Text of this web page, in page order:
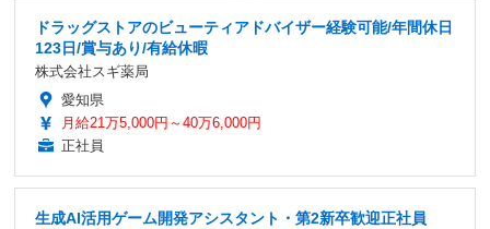
ドラッグストアのビューティアドバイザー経験可能/年間休日
123日/賞与あり/有給休暇
株式会社スギ薬局
愛知県
月給21万5,000円～40万6,000円
正社員
生成AI活用ゲーム開発アシスタント・第2新卒歓迎正社員